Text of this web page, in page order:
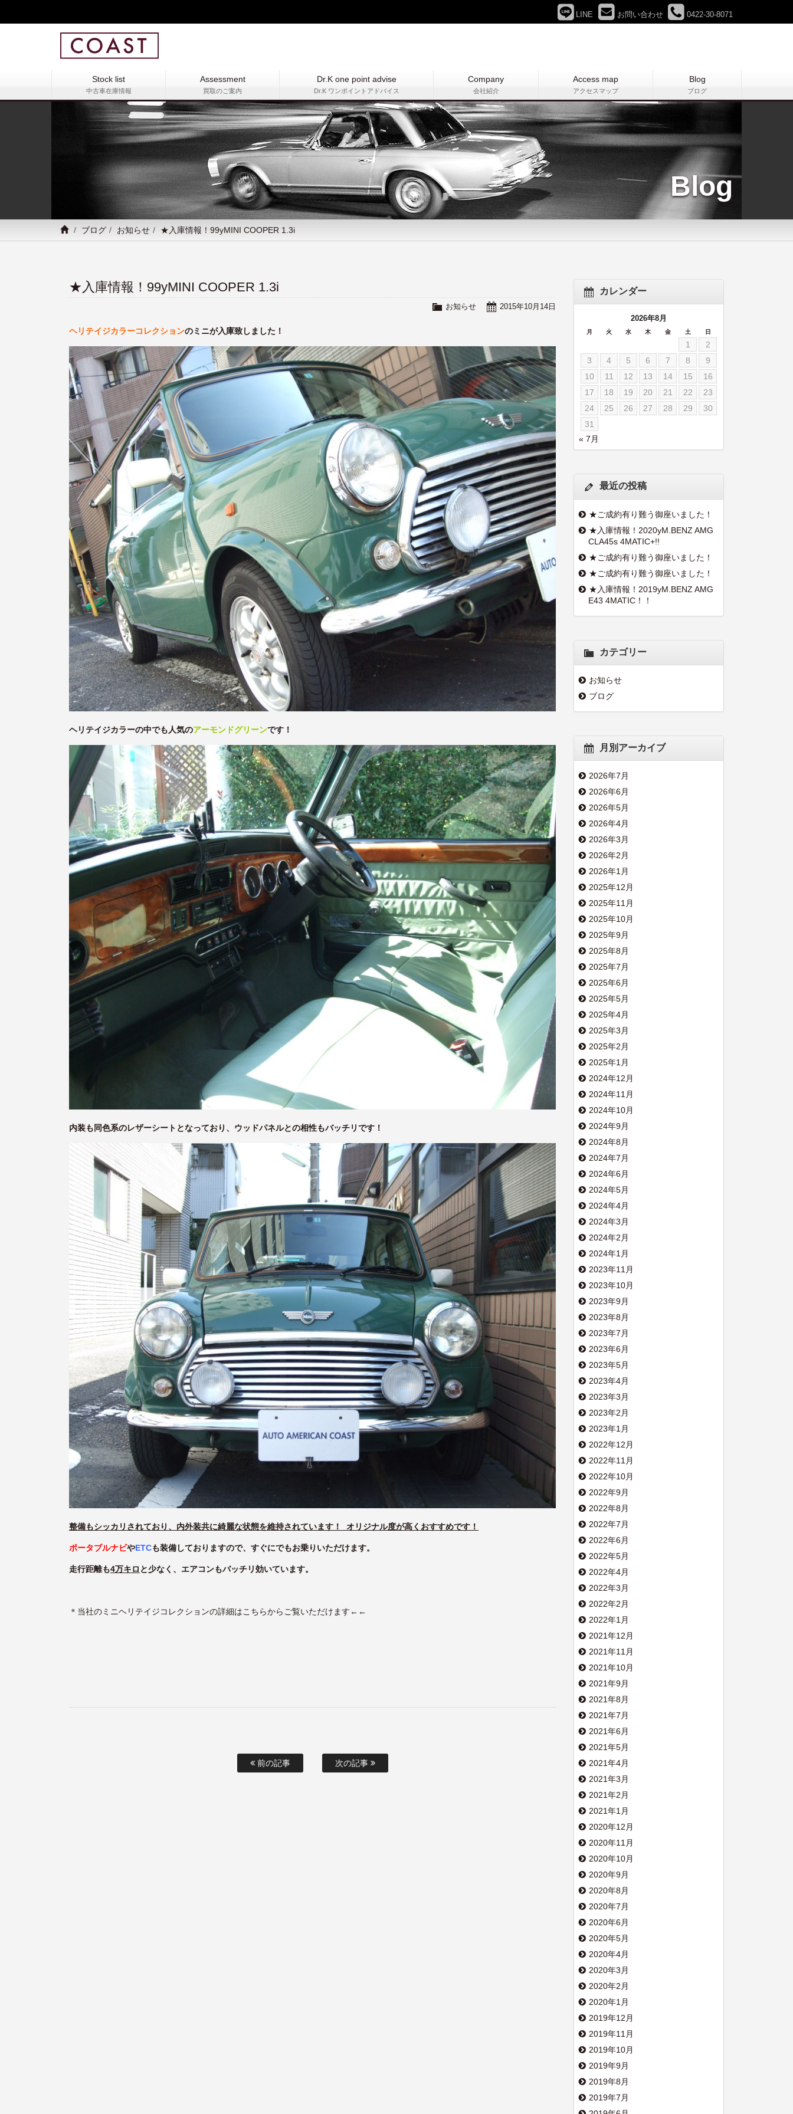
LINE お問い合わせ 0422-30-8071
Stock list
中古車在庫情報
Assessment
買取のご案内
Dr.K one point advise
Dr.K ワンポイントアドバイス
Company
会社紹介
Access map
アクセスマップ
Blog
ブログ
Blog
ブログ お知らせ ★入庫情報！99yMINI COOPER 1.3i
★入庫情報！99yMINI COOPER 1.3i
2015年10月14日
お知らせ
ヘリテイジカラーコレクションのミニが入庫致しました！
ヘリテイジカラーの中でも人気のアーモンドグリーンです！
内装も同色系のレザーシートとなっており、ウッドパネルとの相性もバッチリです！
整備もシッカリされており、内外装共に綺麗な状態を維持されています！ オリジナル度が高くおすすめです！
ポータブルナビやETCも装備しておりますので、すぐにでもお乗りいただけます。
走行距離も4万キロ と少なく、エアコンもバッチリ効いています。
＊ 当社のミニヘリテイジコレクションの詳細はこちらからご覧いただけます ←←
前の記事 次の記事
カレンダー
2026年8月
月 火 水 木 金 土 日
1
2
3
4 5 6 7 8
9
10
11 12 13 14 15
16
17
18 19 20 21 22
23
24
25 26 27 28 29
30
31
« 7月
最近の投稿
★ご成約有り難う御座いました！
★入庫情報！2020yM.BENZ AMG
CLA45s 4MATIC+!!
★ご成約有り難う御座いました！
★ご成約有り難う御座いました！
★入庫情報！2019yM.BENZ AMG
E43 4MATIC！！
カテゴリー
お知らせ
ブログ
月別アーカイブ
2026年7月
2026年6月
2026年5月
2026年4月
2026年3月
2026年2月
2026年1月
2025年12月
2025年11月
2025年10月
2025年9月
2025年8月
2025年7月
2025年6月
2025年5月
2025年4月
2025年3月
2025年2月
2025年1月
2024年12月
2024年11月
2024年10月
2024年9月
2024年8月
2024年7月
2024年6月
2024年5月
2024年4月
2024年3月
2024年2月
2024年1月
2023年11月
2023年10月
2023年9月
2023年8月
2023年7月
2023年6月
2023年5月
2023年4月
2023年3月
2023年2月
2023年1月
2022年12月
2022年11月
2022年10月
2022年9月
2022年8月
2022年7月
2022年6月
2022年5月
2022年4月
2022年3月
2022年2月
2022年1月
2021年12月
2021年11月
2021年10月
2021年9月
2021年8月
2021年7月
2021年6月
2021年5月
2021年4月
2021年3月
2021年2月
2021年1月
2020年12月
2020年11月
2020年10月
2020年9月
2020年8月
2020年7月
2020年6月
2020年5月
2020年4月
2020年3月
2020年2月
2020年1月
2019年12月
2019年11月
2019年10月
2019年9月
2019年8月
2019年7月